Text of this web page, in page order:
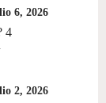
6, 2026
4
2, 2026